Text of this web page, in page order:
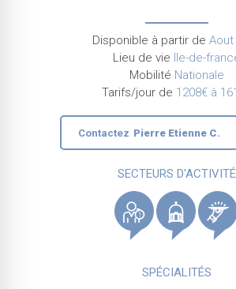
SECTEURS D'ACTIVITÉ
SPÉCIALITÉS
Disponible à partir de Aout
Lieu de vie Ile-de-
Mobilité Nationale
Tarifs/jour de 1208€ à
Contactez Pierre Etienne C.